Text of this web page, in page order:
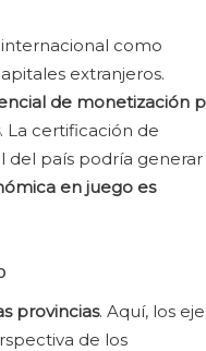
como
extranjeros.
de monetización
. La certificación de
del país podría generar
en juego es
provincias. Aquí, los
de los